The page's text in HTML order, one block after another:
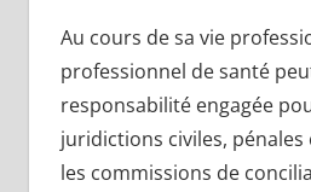
Au cours de sa vie
professionnel de santé
responsabilité engagée
juridictions civiles,
les commissions de